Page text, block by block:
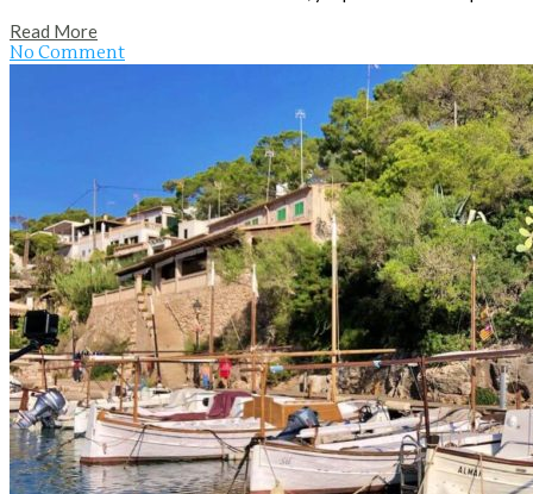
Read More
No Comment